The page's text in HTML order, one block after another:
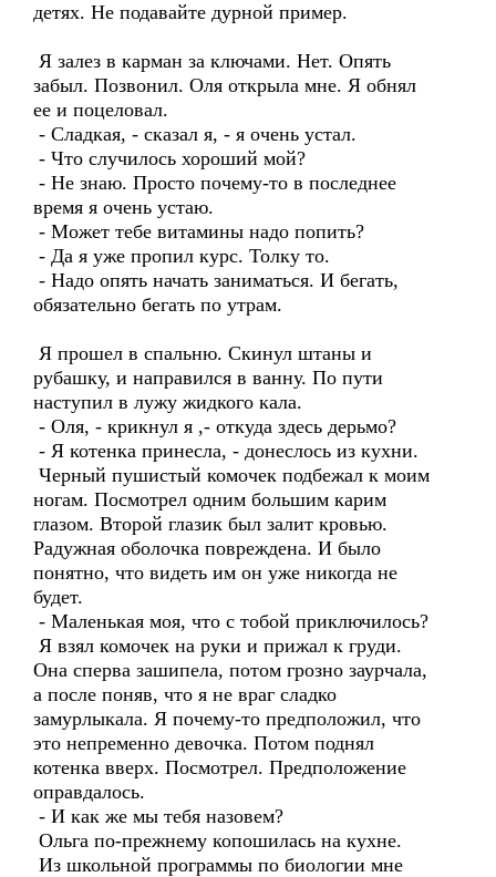
детях. Не подавайте дурной пример.
Я залез в карман за ключами. Нет. Опять
забыл. Позвонил. Оля открыла мне. Я обнял
ее и поцеловал.
- Сладкая, - сказал я, - я очень устал.
- Что случилось хороший мой?
- Не знаю. Просто почему-то в последнее
время я очень устаю.
- Может тебе витамины надо попить?
- Да я уже пропил курс. Толку то.
- Надо опять начать заниматься. И бегать,
обязательно бегать по утрам.
Я прошел в спальню. Скинул штаны и
рубашку, и направился в ванну. По пути
наступил в лужу жидкого кала.
- Оля, - крикнул я ,- откуда здесь дерьмо?
- Я котенка принесла, - донеслось из кухни.
Черный пушистый комочек подбежал к моим
ногам. Посмотрел одним большим карим
глазом. Второй глазик был залит кровью.
Радужная оболочка повреждена. И было
понятно, что видеть им он уже никогда не
будет.
- Маленькая моя, что с тобой приключилось?
Я взял комочек на руки и прижал к груди.
Она сперва зашипела, потом грозно заурчала,
а после поняв, что я не враг сладко
замурлыкала. Я почему-то предположил, что
это непременно девочка. Потом поднял
котенка вверх. Посмотрел. Предположение
оправдалось.
- И как же мы тебя назовем?
Ольга по-прежнему копошилась на кухне.
Из школьной программы по биологии мне